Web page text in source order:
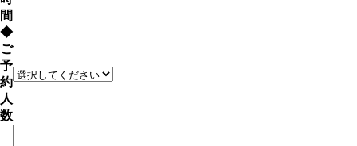
間
◆
ご
予
約
人
数